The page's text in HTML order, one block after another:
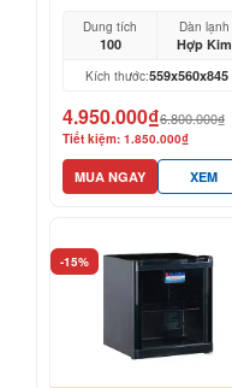
Dung tích
100
Dàn lạnh
Hợp Kim
Kích thước:559x560x845
4.950.000₫6.800.000₫
Tiết kiệm: 1.850.000₫
MUA NGAY XEM
-15%